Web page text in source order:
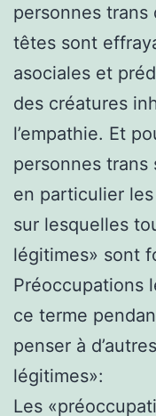
personnes
têtes sont
asociales et
des créatures
l’empathie. Et
personnes trans
en particulier
sur lesquelles
légitimes» sont
Préoccupations
ce terme
penser à
légitimes»:
Les